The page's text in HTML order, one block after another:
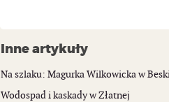
Inne artykuły
Na szlaku: Magurka Wilkowicka w
Wodospad i kaskady w Złatnej